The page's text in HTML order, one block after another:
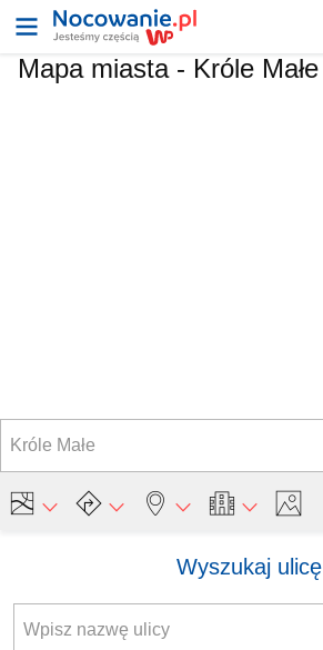
Mapa miasta - Króle Małe
Wyszukaj ulicę